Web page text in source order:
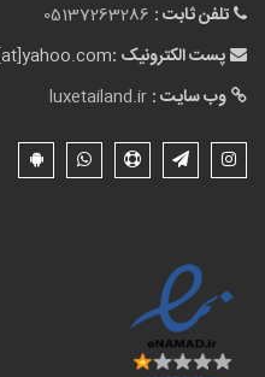
تلفن ثابت : 05137263286
پست الکترونیک :
وب سایت : luxetailand.ir